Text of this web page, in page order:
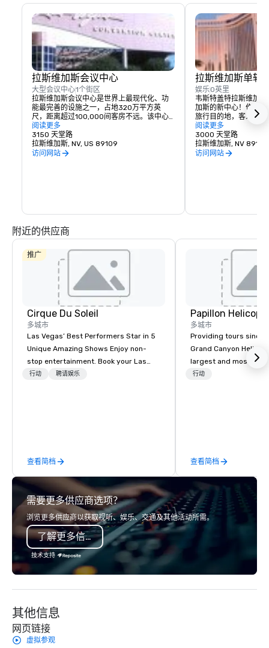
拉斯维加斯会议中心
大型会议中心1个街区
拉斯维加斯会议中心是世界上最现代化、功
能最完善的设施之一，占地320万平方英
尺，距离超过100,000间客房不远。该中心
由拉斯维加斯会议和游客管理局（LVCVA）
运营，因其多功能性而在业内专业人士中广
为人知。除了约200万平方英尺的展览空间
外，还有144个会议室（超过241,000平方英
阅读更多
3150 天堂路
拉斯维加斯, NV, US 89109
访问网站
拉斯维加斯单轨
娱乐0英里
韦斯特盖特拉斯维加
加斯的新中心！作为
旅行目的地，客人将
放松的游泳池和小屋
餐厅，包括举世闻名
（Benihana），不间
上最大的竞赛和体育
拉斯维加斯的其他地
阅读更多
3000 天堂路
拉斯维加斯, NV 89109
访问网站
附近的供应商
推广
Cirque Du Soleil
多城市
Las Vegas’ Best Performers Star in 5
Unique Amazing Shows Enjoy non-
stop entertainment. Book your Las
Vegas show tickets.
行动 聘请娱乐
查看简档
多城市
Providing tours since
Grand Canyon
largest and most
operator in the Grand
their wanderlust.
sightseeing excursion
incredible lights of
Strip or soaring
through the Grand
expeditions will
行动
查看简档
需要更多供应商选项？
浏览更多供应商以获取视听、娱乐、交通及其他活动所需。
了解更多信息
技术支持
其他信息
网页链接
虚拟参观